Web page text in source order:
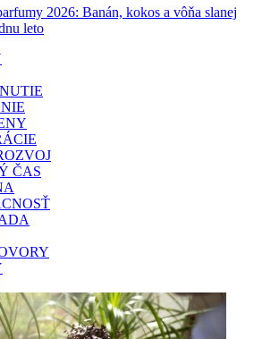
2026: Banán, kokos a vôňa slanej
leto
ČAS